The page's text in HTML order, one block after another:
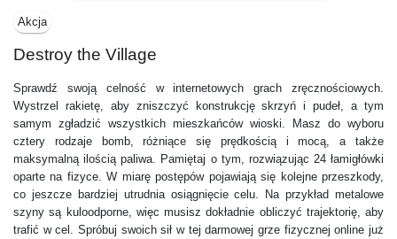
Akcja
Destroy the Village
Sprawdź swoją celność w internetowych grach zręcznościowych.
Wystrzel rakietę, aby zniszczyć konstrukcję skrzyń i pudeł, a tym
samym zgładzić wszystkich mieszkańców wioski. Masz do wyboru
cztery rodzaje bomb, różniące się prędkością i mocą, a także
maksymalną ilością paliwa. Pamiętaj o tym, rozwiązując 24 łamigłówki
oparte na fizyce. W miarę postępów pojawiają się kolejne przeszkody,
co jeszcze bardziej utrudnia osiągnięcie celu. Na przykład metalowe
szyny są kuloodporne, więc musisz dokładnie obliczyć trajektorię, aby
trafić w cel. Spróbuj swoich sił w tej darmowej grze fizycznej online już